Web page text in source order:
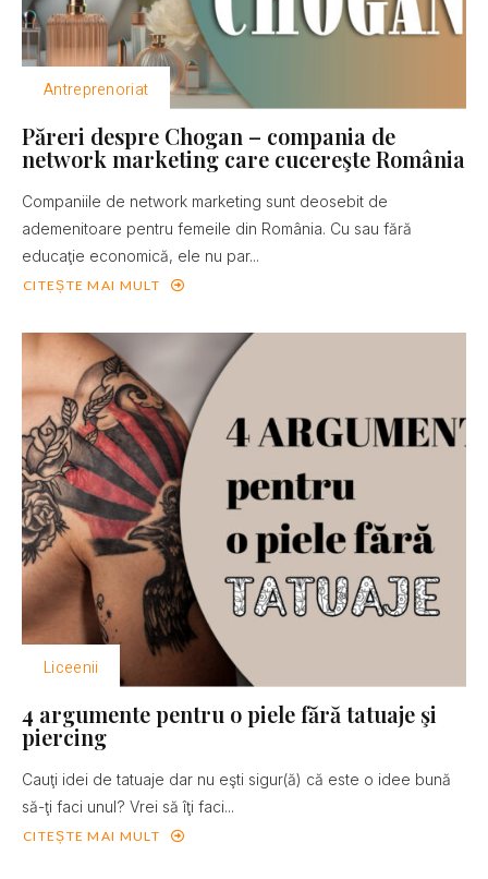
Antreprenoriat
Păreri despre Chogan – compania de
network marketing care cucereşte România
Companiile de network marketing sunt deosebit de
ademenitoare pentru femeile din România. Cu sau fără
educaţie economică, ele nu par...
CITEȘTE MAI MULT
Liceenii
4 argumente pentru o piele fără tatuaje şi
piercing
Cauţi idei de tatuaje dar nu eşti sigur(ă) că este o idee bună
să-ţi faci unul? Vrei să îţi faci...
CITEȘTE MAI MULT